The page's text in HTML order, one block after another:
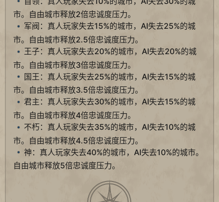
市。自由城市释放2倍忠诚度压力。
军阀：真人玩家失去15%的城市，AI失去25%的城
市。自由城市释放2.5倍忠诚度压力。
王子：真人玩家失去20%的城市，AI失去20%的城
市。自由城市释放3倍忠诚度压力。
国王：真人玩家失去25%的城市，AI失去15%的城
市。自由城市释放3.5倍忠诚度压力。
君主：真人玩家失去30%的城市，AI失去15%的城
市。自由城市释放4倍忠诚度压力。
不朽：真人玩家失去35%的城市，AI失去10%的城
市。自由城市释放4.5倍忠诚度压力。
神：真人玩家失去40%的城市，AI失去10%的城市。
自由城市释放5倍忠诚度压力。